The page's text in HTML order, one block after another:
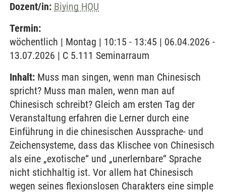
Dozent/in: Biying HOU
Termin:
wöchentlich | Montag | 10:15 - 13:45 | 06.04.2026 -
13.07.2026 | C 5.111 Seminarraum
Inhalt: Muss man singen, wenn man Chinesisch
spricht? Muss man malen, wenn man auf
Chinesisch schreibt? Gleich am ersten Tag der
Veranstaltung erfahren die Lerner durch eine
Einführung in die chinesischen Aussprache- und
Zeichensysteme, dass das Klischee von Chinesisch
als eine „exotische“ und „unerlernbare“ Sprache
nicht stichhaltig ist. Vor allem hat Chinesisch
wegen seines flexionslosen Charakters eine simple